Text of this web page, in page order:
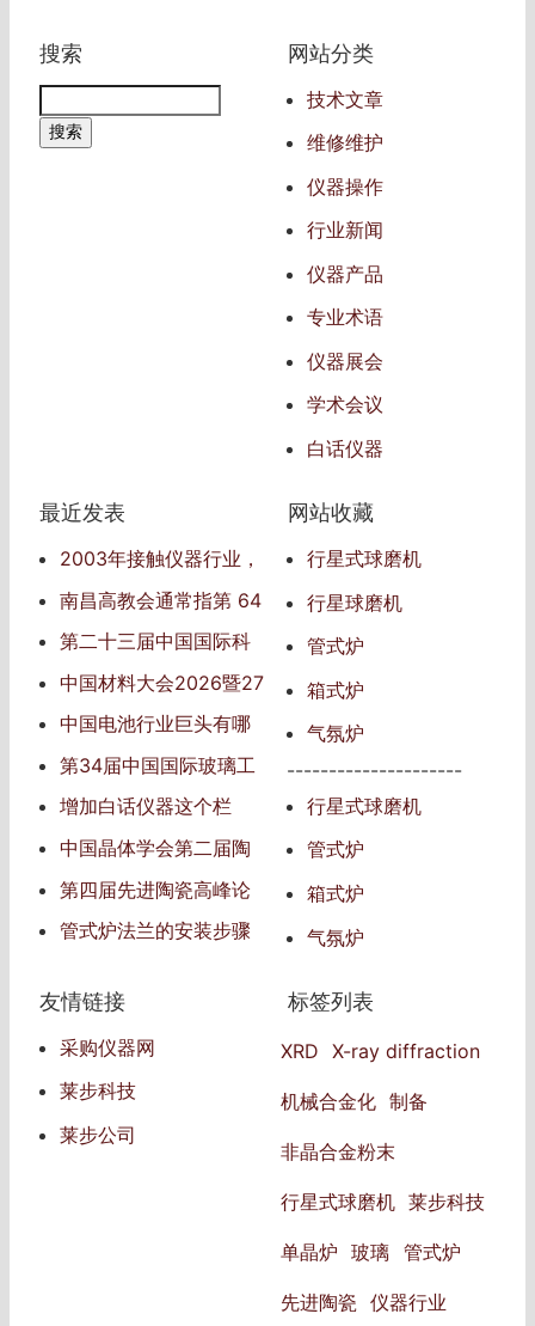
搜索 网站分类
技术文章
维修维护
仪器操作
行业新闻
仪器产品
专业术语
仪器展会
学术会议
白话仪器
最近发表
2003年接触仪器行业，
仪器行业信息的传播者
南昌高教会通常指‌第 64
届中国高等教育博览会‌
第二十三届中国国际科
学仪器及实验室装备展览
中国材料大会2026暨27
届中国国际新材料博览会
中国电池行业巨头有哪
第34届中国国际玻璃工
业技术展览会（China Gla
增加白话仪器这个栏
目，发表自己对仪器的见
中国晶体学会第二届陶
瓷青年学术会议
第四届先进陶瓷高峰论
管式炉法兰的安装步骤
网站收藏
行星式球磨机
行星球磨机
管式炉
箱式炉
气氛炉
---------------------
行星式球磨机
管式炉
箱式炉
气氛炉
友情链接
采购仪器网
莱步科技
莱步公司
标签列表
XRD X-ray diffraction
机械合金化 制备
非晶合金粉末
行星式球磨机 莱步科技
单晶炉 玻璃 管式炉
先进陶瓷 仪器行业